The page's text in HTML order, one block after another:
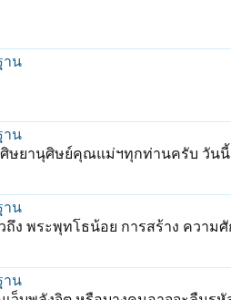
าน
าน
ษยานุศิษย์คุณแม่ฯทุกท่านครับ วัน
าน
ง พระพุทโธน้อย การสร้าง ความ
าน